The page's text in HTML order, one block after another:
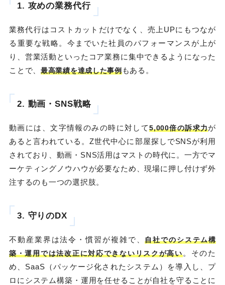
1. 攻めの業務代行
業務代行はコストカットだけでなく、売上UPにもつなが
る重要な戦略。今までいた社員のパフォーマンスが上が
り、営業活動といったコア業務に集中できるようになった
ことで、 最高業績を達成した事例もある。
2. 動画・SNS戦略
動画には、文字情報のみの時に対して5,000倍の訴求力が
あると言われている。Z世代中心に部屋探しでSNSが利用
されており、動画・SNS活用はマストの時代に。一方でマ
ーケティングノウハウが必要なため、現場に押し付けず外
注するのも一つの選択肢。
3. 守りのDX
不動産業界は法令・慣習が複雑で、自社でのシステム構
築・運用では法改正に対応できないリスクが高い。そのた
め、SaaS（パッケージ化されたシステム）を導入し、プ
ロにシステム構築・運用を任せることが自社を守ることに